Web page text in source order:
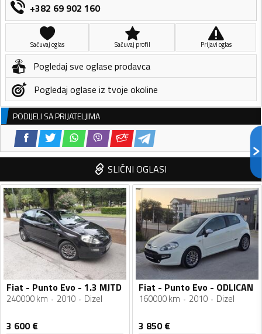
+382 69 902 160
Sačuvaj oglas Sačuvaj profil Prijavi oglas
Pogledaj sve oglase prodavca
Pogledaj oglase iz tvoje okoline
PODIJELI SA PRIJATELJIMA
SLIČNI OGLASI
Fiat - Punto Evo - 1.3 MJTD
240000 km 2010 Dizel
3 600€
Fiat - Punto Evo - ODLICAN
160000 km 2010 Dizel
3 850€